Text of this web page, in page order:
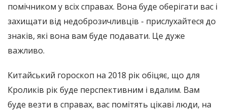
помічником у всіх справах. Вона буде оберігати вас і
захищати від недоброзичливців - прислухайтеся до
знаків, які вона вам буде подавати. Це дуже
важливо.
Китайський гороскоп на 2018 рік обіцяє, що для
Кроликів рік буде перспективним і вдалим. Вам
буде везти в справах, вас помітять цікаві люди, на